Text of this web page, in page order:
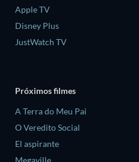
Apple TV
Disney Plus
JustWatch TV
Próximos filmes
A Terra do Meu Pai
O Veredito Social
El aspirante